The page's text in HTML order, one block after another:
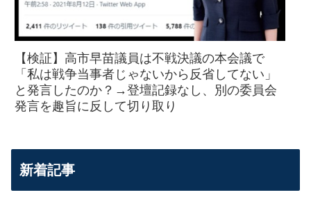
【検証】高市早苗議員は不戦決議の本会議で
「私は戦争当事者じゃないから反省してない」
と発言したのか？→登壇記録なし、別の委員会
発言を趣旨に反して切り取り
新着記事